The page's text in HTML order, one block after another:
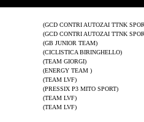
(GCD CONTRI AUTOZAI TTNK
(GCD CONTRI AUTOZAI TTNK
(GB JUNIOR TEAM)
(CICLISTICA BIRINGHELLO)
(TEAM GIORGI)
(ENERGY TEAM )
(TEAM LVF)
(PRESSIX P3 MITO SPORT)
(TEAM LVF)
(TEAM LVF)